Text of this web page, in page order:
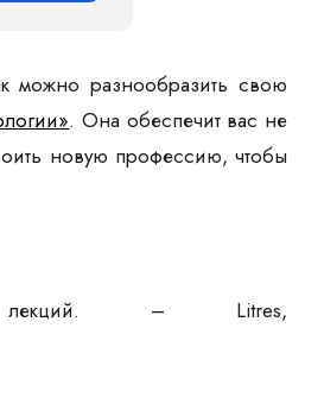
можно разнообразить свою
. Она обеспечит вас не
новую профессию, чтобы
лекций. – Litres,